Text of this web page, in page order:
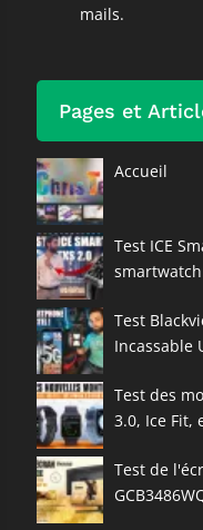
mails.
Pages et
Accueil
Test ICE
Test
Incassable
Test des
3.0, Ice Fit,
Test de